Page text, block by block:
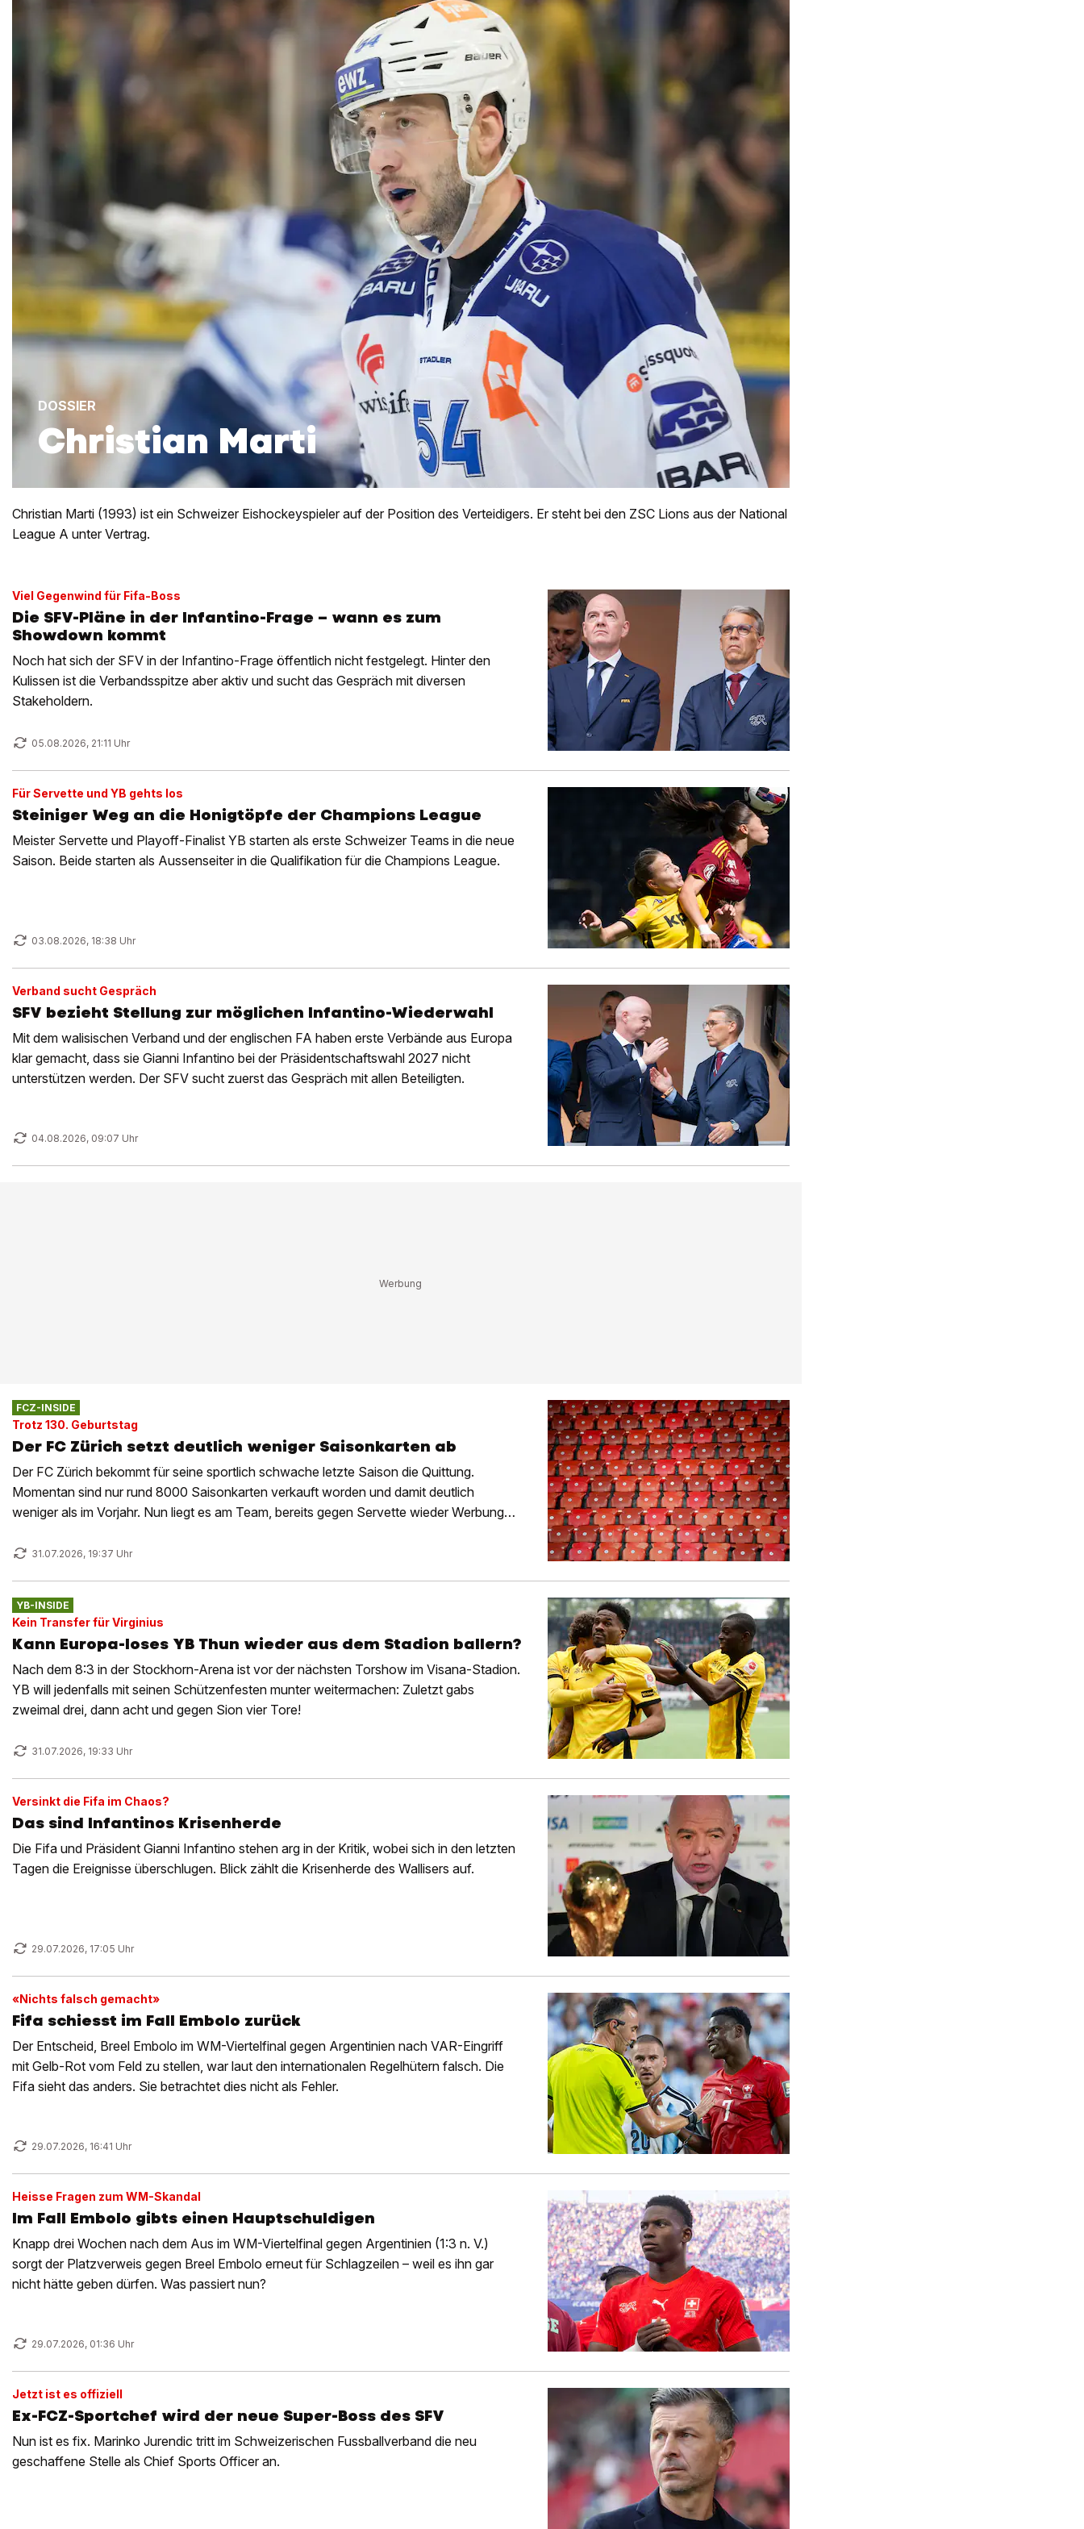
DOSSIER
Christian Marti
Christian Marti (1993) ist ein Schweizer Eishockeyspieler auf der Position des Verteidigers. Er steht bei den ZSC Lions aus der National
League A unter Vertrag.
Viel Gegenwind für Fifa-Boss
Die SFV-Pläne in der Infantino-Frage – wann es zum
Showdown kommt
Noch hat sich der SFV in der Infantino-Frage öffentlich nicht festgelegt. Hinter den
Kulissen ist die Verbandsspitze aber aktiv und sucht das Gespräch mit diversen
Stakeholdern.
05.08.2026, 21:11 Uhr
Für Servette und YB gehts los
Steiniger Weg an die Honigtöpfe der Champions League
Meister Servette und Playoff-Finalist YB starten als erste Schweizer Teams in die neue
Saison. Beide starten als Aussenseiter in die Qualifikation für die Champions League.
03.08.2026, 18:38 Uhr
Verband sucht Gespräch
SFV bezieht Stellung zur möglichen Infantino-Wiederwahl
Mit dem walisischen Verband und der englischen FA haben erste Verbände aus Europa
klar gemacht, dass sie Gianni Infantino bei der Präsidentschaftswahl 2027 nicht
unterstützen werden. Der SFV sucht zuerst das Gespräch mit allen Beteiligten.
04.08.2026, 09:07 Uhr
FCZ-INSIDE
Trotz 130. Geburtstag
Der FC Zürich setzt deutlich weniger Saisonkarten ab
Der FC Zürich bekommt für seine sportlich schwache letzte Saison die Quittung.
Momentan sind nur rund 8000 Saisonkarten verkauft worden und damit deutlich
weniger als im Vorjahr. Nun liegt es am Team, bereits gegen Servette wieder Werbung
31.07.2026, 19:37 Uhr
YB-INSIDE
Kein Transfer für Virginius
Kann Europa-loses YB Thun wieder aus dem Stadion ballern?
Nach dem 8:3 in der Stockhorn-Arena ist vor der nächsten Torshow im Visana-Stadion.
YB will jedenfalls mit seinen Schützenfesten munter weitermachen: Zuletzt gabs
zweimal drei, dann acht und gegen Sion vier Tore!
31.07.2026, 19:33 Uhr
Versinkt die Fifa im Chaos?
Das sind Infantinos Krisenherde
Die Fifa und Präsident Gianni Infantino stehen arg in der Kritik, wobei sich in den letzten
Tagen die Ereignisse überschlugen. Blick zählt die Krisenherde des Wallisers auf.
29.07.2026, 17:05 Uhr
«Nichts falsch gemacht»
Fifa schiesst im Fall Embolo zurück
Der Entscheid, Breel Embolo im WM-Viertelfinal gegen Argentinien nach VAR-Eingriff
mit Gelb-Rot vom Feld zu stellen, war laut den internationalen Regelhütern falsch. Die
Fifa sieht das anders. Sie betrachtet dies nicht als Fehler.
29.07.2026, 16:41 Uhr
Heisse Fragen zum WM-Skandal
Im Fall Embolo gibts einen Hauptschuldigen
Knapp drei Wochen nach dem Aus im WM-Viertelfinal gegen Argentinien (1:3 n. V.)
sorgt der Platzverweis gegen Breel Embolo erneut für Schlagzeilen – weil es ihn gar
nicht hätte geben dürfen. Was passiert nun?
29.07.2026, 01:36 Uhr
Jetzt ist es offiziell
Ex-FCZ-Sportchef wird der neue Super-Boss des SFV
Nun ist es fix. Marinko Jurendic tritt im Schweizerischen Fussballverband die neu
geschaffene Stelle als Chief Sports Officer an.